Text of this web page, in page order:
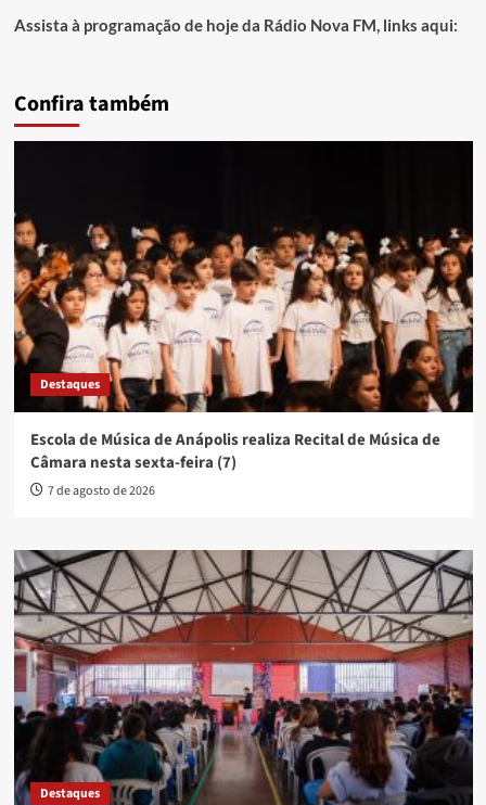
Assista à programação de hoje da Rádio Nova FM, links aqui:
Confira também
Destaques
Escola de Música de Anápolis realiza Recital de Música de
Câmara nesta sexta-feira (7)
7 de agosto de 2026
Destaques